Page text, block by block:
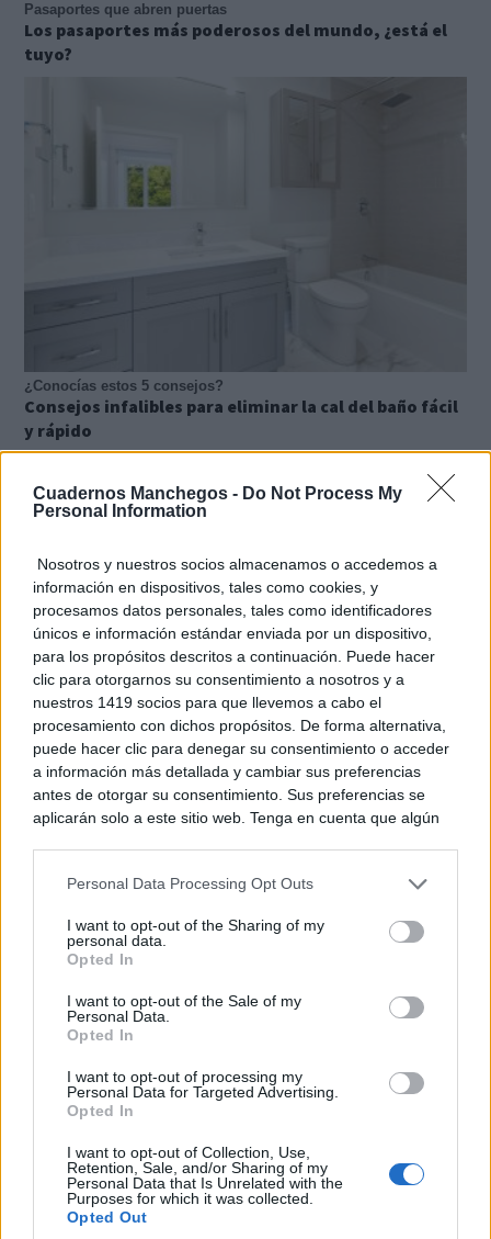
Cuadernos Manchegos - Do Not Process My
Personal Information
Nosotros y nuestros socios almacenamos o accedemos a
información en dispositivos, tales como cookies, y
procesamos datos personales, tales como identificadores
únicos e información estándar enviada por un dispositivo,
para los propósitos descritos a continuación. Puede hacer
clic para otorgarnos su consentimiento a nosotros y a
nuestros 1419 socios para que llevemos a cabo el
procesamiento con dichos propósitos. De forma alternativa,
puede hacer clic para denegar su consentimiento o acceder
a información más detallada y cambiar sus preferencias
antes de otorgar su consentimiento. Sus preferencias se
aplicarán solo a este sitio web. Tenga en cuenta que algún
rechazar tal procesamiento. Puede cambiar sus preferencias
a este sitio y haciendo clic en el botón "Privacidad" en la
parte inferior de la página web.
Please note that this website/app uses one or more Google
services and may gather and store information including but
not limited to your visit or usage behaviour. You may click to
use your data for below specified purposes in below Google
consent section.
Personal Data Processing Opt Outs
I want to opt-out of the Sharing of my
personal data.
Opted In
I want to opt-out of the Sale of my
Personal Data.
Opted In
I want to opt-out of processing my
Personal Data for Targeted Advertising.
Opted In
I want to opt-out of Collection, Use,
Retention, Sale, and/or Sharing of my
Personal Data that Is Unrelated with the
Purposes for which it was collected.
Opted Out
Pasaportes que abren puertas
Los pasaportes más poderosos del mundo, ¿está el
tuyo?
¿Conocías estos 5 consejos?
Consejos infalibles para eliminar la cal del baño fácil
y rápido
Parece ciencia ficción
Prepárate para alucinar con estas criaturas
¿Por qué se contagia?
La ciencia explica por qué el bostezo es contagioso